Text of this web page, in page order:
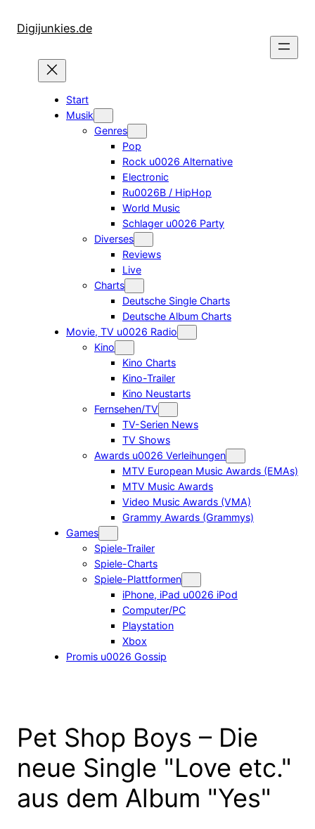
InhaltDigijunkies.de
Start
Musik
Genres
Pop
Rock u0026 Alternative
Electronic
Ru0026B / HipHop
World Music
Schlager u0026 Party
Diverses
Reviews
Live
Charts
Deutsche Single Charts
Deutsche Album Charts
Movie, TV u0026 Radio
Kino
Kino Charts
Kino-Trailer
Kino Neustarts
Fernsehen/TV
TV-Serien News
TV Shows
Awards u0026 Verleihungen
MTV European Music Awards (EMAs)
MTV Music Awards
Video Music Awards (VMA)
Grammy Awards (Grammys)
Games
Spiele-Trailer
Spiele-Charts
Spiele-Plattformen
iPhone, iPad u0026 iPod
Computer/PC
Playstation
Xbox
Promis u0026 Gossip
Pet Shop Boys – Die
neue Single "Love etc."
aus dem Album "Yes"